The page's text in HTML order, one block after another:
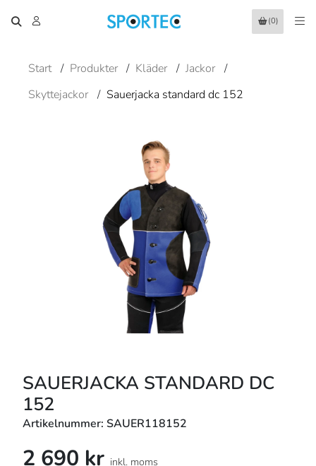
(0)
Start / Produkter / Kläder / Jackor /
Skyttejackor / Sauerjacka standard dc 152
SAUERJACKA STANDARD DC
152
Artikelnummer: SAUER118152
2 690 kr inkl. moms